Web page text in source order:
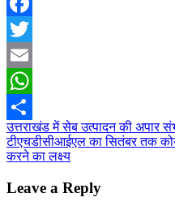
Facebook
Twitter
Email
WhatsApp
Share
Post
navigation
उत्तराखंड में सेब उत्पादन की अपार
टीएचडीसीआईएल का सितंबर तक
करने का लक्ष्य
Leave a Reply